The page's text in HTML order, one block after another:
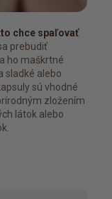
chce spaľovať
prebudiť
ho maškrtné
sladké alebo
sú vhodné
zložením
látok alebo